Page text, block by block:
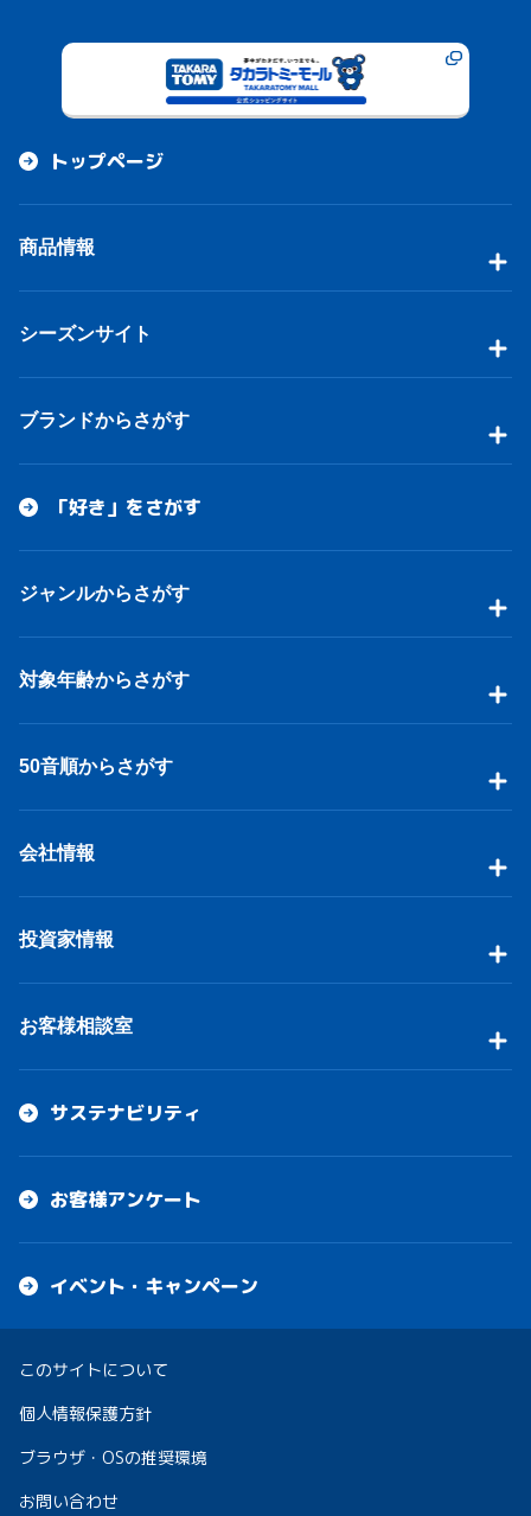
まばつく視界 フラつく理解
飛び出したハテナの徒然に
意味なんてないのさ
止まれないわ ここから果てるまで
ずっと永遠のレースなら
サンデーマンデー包んで踊ってパレイド
なぜなぜ？なんて置いてアウェイ
ロンリを打ち抜けハートビート
夢の中で描いたようなこんな夜は
ドキドキしたい 夢超えたいでしょ
心臓ハイパー揺らすフラッター
○×□感じたいわ
等身大 愛ロニカ 突き刺して
食らい合いたいわけさ
もっとアガりたいわ
この声が遠く遠く光って届くまで
止まれないわ 止まりたくないわ
もっとアガりたいわ
トップページ
商品情報
シーズンサイト
ブランドからさがす
「好き」をさがす
ジャンルからさがす
対象年齢からさがす
50音順からさがす
会社情報
投資家情報
お客様相談室
サステナビリティ
お客様アンケート
イベント・キャンペーン
このサイトについて
個人情報保護方針
ブラウザ・OSの推奨環境
お問い合わせ